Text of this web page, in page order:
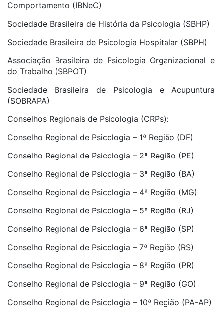
Comportamento (IBNeC)
Sociedade Brasileira de História da Psicologia (SBHP)
Sociedade Brasileira de Psicologia Hospitalar (SBPH)
Associação Brasileira de Psicologia Organizacional e
do Trabalho (SBPOT)
Sociedade Brasileira de Psicologia e Acupuntura
(SOBRAPA)
Conselhos Regionais de Psicologia (CRPs):
Conselho Regional de Psicologia – 1ª Região (DF)
Conselho Regional de Psicologia – 2ª Região (PE)
Conselho Regional de Psicologia – 3ª Região (BA)
Conselho Regional de Psicologia – 4ª Região (MG)
Conselho Regional de Psicologia – 5ª Região (RJ)
Conselho Regional de Psicologia – 6ª Região (SP)
Conselho Regional de Psicologia – 7ª Região (RS)
Conselho Regional de Psicologia – 8ª Região (PR)
Conselho Regional de Psicologia – 9ª Região (GO)
Conselho Regional de Psicologia – 10ª Região (PA-AP)